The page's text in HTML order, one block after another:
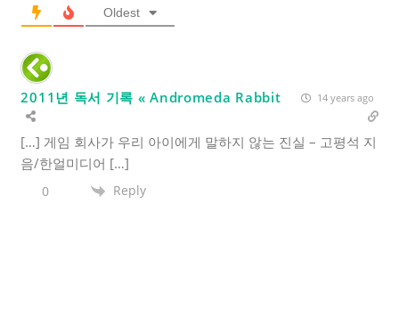
Oldest
2011년 독서 기록 « Andromeda Rabbit 14 years ago
[…] 게임 회사가 우리 아이에게 말하지 않는 진실 – 고평석 지
음/한얼미디어 […]
0 Reply